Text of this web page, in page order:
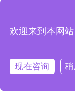
欢迎来到本网
现在咨询